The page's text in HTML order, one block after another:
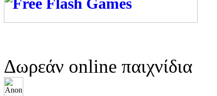
Δωρεάν online παιχνίδια